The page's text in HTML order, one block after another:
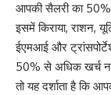
आपकी सैलरी का 50%
इसमें किराया, राशन,
ईएमआई और
50% से अधिक खर्च
तो यह दर्शाता है कि